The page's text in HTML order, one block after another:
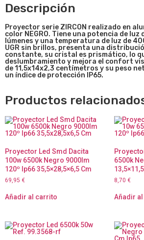
Descripción
Proyector serie Z IRCON realizado en
color NEGRO. Tiene una potencia de
lúmenes y una temperatura de luz de
UGR sin brillos, presenta una
constante, su cristal es prismático, lo
deslumbramiento y mejora el confort
de 11,5x14x2,3 centímetros y su peso
un índice de protección IP65.
Productos
Proyector Led Smd Dacita
100w 6500k Negro 9000lm
120º Ip66 35,5×28,5×6,5 Cm
69,95 €
Añadir al carrito
6500k
8,70 €
Añadir